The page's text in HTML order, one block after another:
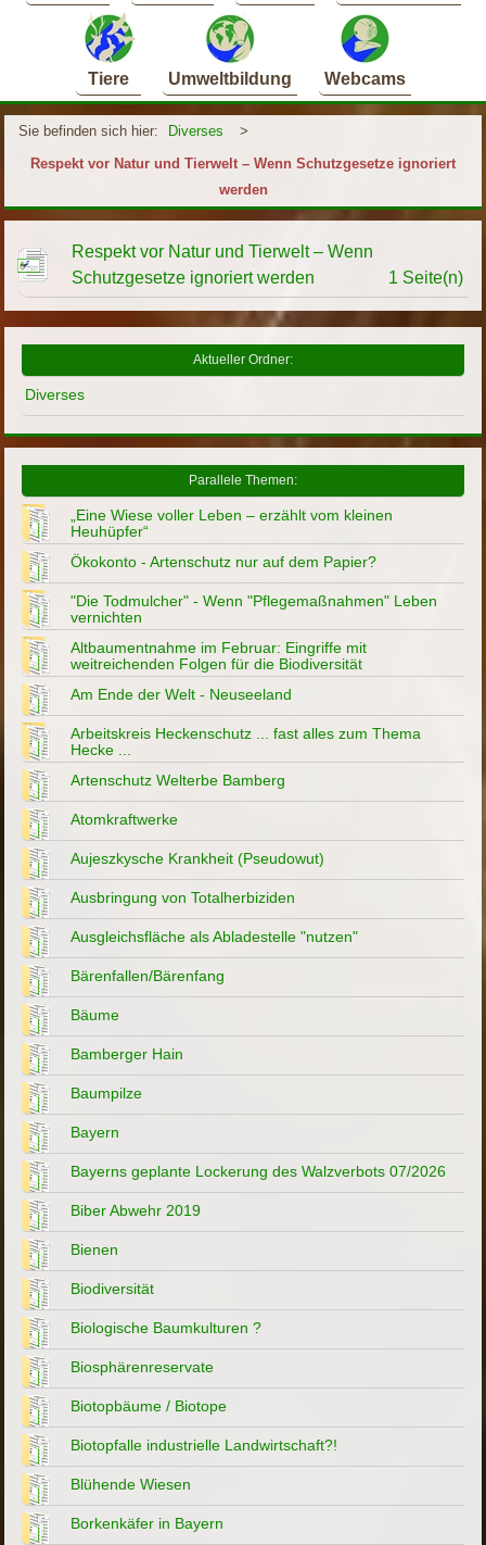
Tiere Umweltbildung Webcams
Sie befinden sich hier: Diverses
>
Respekt vor Natur und Tierwelt – Wenn Schutzgesetze ignoriert
werden
Respekt vor Natur und Tierwelt – Wenn
Schutzgesetze ignoriert werden
1 Seite(n)
Aktueller Ordner:
Diverses
Parallele Themen:
„Eine Wiese voller Leben – erzählt vom kleinen
Heuhüpfer“
Ökokonto - Artenschutz nur auf dem Papier?
"Die Todmulcher" - Wenn "Pflegemaßnahmen" Leben
vernichten
Altbaumentnahme im Februar: Eingriffe mit
weitreichenden Folgen für die Biodiversität
Am Ende der Welt - Neuseeland
Arbeitskreis Heckenschutz ... fast alles zum Thema
Hecke ...
Artenschutz Welterbe Bamberg
Atomkraftwerke
Aujeszkysche Krankheit (Pseudowut)
Ausbringung von Totalherbiziden
Ausgleichsfläche als Abladestelle "nutzen"
Bärenfallen/Bärenfang
Bäume
Bamberger Hain
Baumpilze
Bayern
Bayerns geplante Lockerung des Walzverbots 07/2026
Biber Abwehr 2019
Bienen
Biodiversität
Biologische Baumkulturen ?
Biosphärenreservate
Biotopbäume / Biotope
Biotopfalle industrielle Landwirtschaft?!
Blühende Wiesen
Borkenkäfer in Bayern